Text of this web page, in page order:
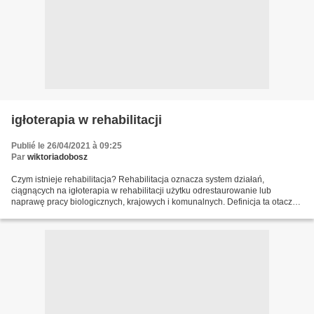
igłoterapia w rehabilitacji
Publié le 26/04/2021 à 09:25
Par wiktoriadobosz
Czym istnieje rehabilitacja? Rehabilitacja oznacza system działań,
ciągnących na igłoterapia w rehabilitacji użytku odrestaurowanie lub
naprawę pracy biologicznych, krajowych i komunalnych. Definicja ta otacza